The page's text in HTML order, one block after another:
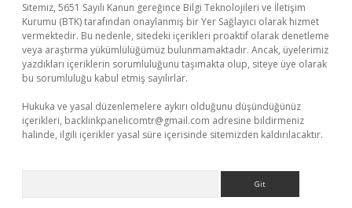
Sitemiz, 5651 Sayılı Kanun gereğince Bilgi Teknolojileri ve İletişim
Kurumu (BTK) tarafından onaylanmış bir Yer Sağlayıcı olarak hizmet
vermektedir. Bu nedenle, sitedeki içerikleri proaktif olarak denetleme
veya araştırma yükümlülüğümüz bulunmamaktadır. Ancak, üyelerimiz
yazdıkları içeriklerin sorumluluğunu taşımakta olup, siteye üye olarak
bu sorumluluğu kabul etmiş sayılırlar.
Hukuka ve yasal düzenlemelere aykırı olduğunu düşündüğünüz
içerikleri, backlinkpanelicomtr@gmail.com adresine bildirmeniz
halinde, ilgili içerikler yasal süre içerisinde sitemizden kaldırılacaktır.